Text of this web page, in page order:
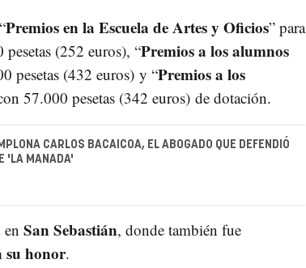
Premios en la Escuela de Artes y Oficios” para
(252 euros), “Premios a los alumnos
pesetas (432 euros) y “Premios a los
57.000 pesetas (342 euros) de dotación.
CARLOS BACAICOA, EL ABOGADO QUE DEFENDIÓ
'LA MANADA'
San Sebastián, donde también fue
su honor.